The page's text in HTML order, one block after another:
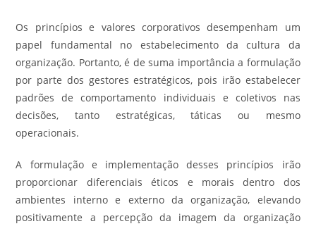
Os princípios e valores corporativos desempenham um
papel fundamental no estabelecimento da cultura da
organização. Portanto, é de suma importância a formulação
por parte dos gestores estratégicos, pois irão estabelecer
padrões de comportamento individuais e coletivos nas
decisões, tanto estratégicas, táticas ou mesmo
operacionais.
A formulação e implementação desses princípios irão
proporcionar diferenciais éticos e morais dentro dos
ambientes interno e externo da organização, elevando
positivamente a percepção da imagem da organização